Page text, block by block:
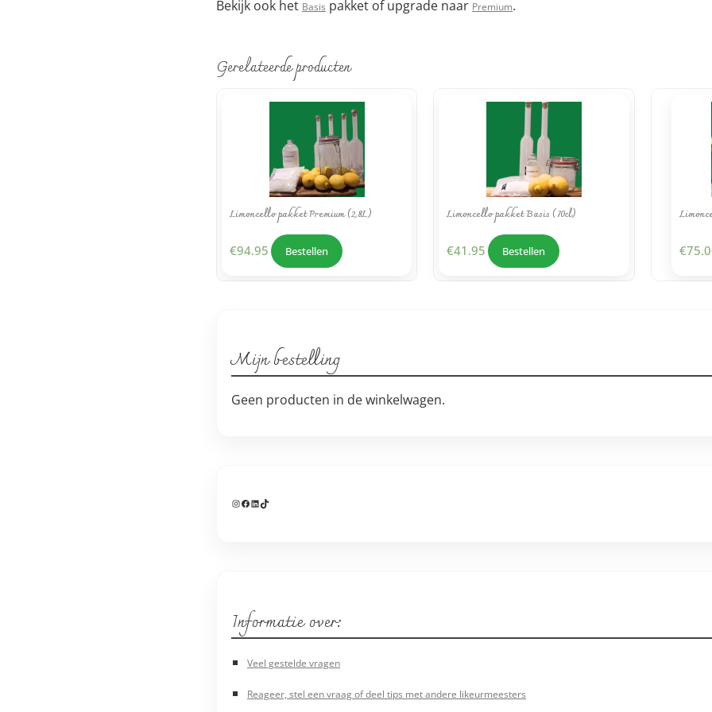
Bekijk ook het Basis pakket of upgrade naar Premium.
Gerelateerde producten
Limoncello pakket Premium (2,8L)
€94.95 Bestellen
Limoncello pakket Basis (70cl)
€41.95 Bestellen €
Mijn bestelling
Geen producten in de winkelwagen.
Instagram
Facebook
LinkedIn
TikTok
Informatie over:
Veel gestelde vragen
Reageer, stel een vraag of deel tips met andere likeurmeesters